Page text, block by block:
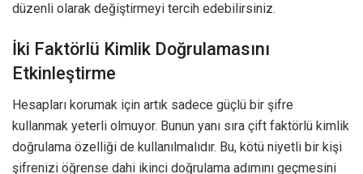
düzenli olarak değiştirmeyi tercih edebilirsiniz.
İki Faktörlü Kimlik Doğrulamasını
Etkinleştirme
Hesapları korumak için artık sadece güçlü bir şifre
kullanmak yeterli olmuyor. Bunun yanı sıra çift faktörlü kimlik
doğrulama özelliği de kullanılmalıdır. Bu, kötü niyetli bir kişi
şifrenizi öğrense dahi ikinci doğrulama adımını geçmesini